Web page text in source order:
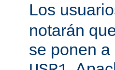
Los
notarán
se ponen